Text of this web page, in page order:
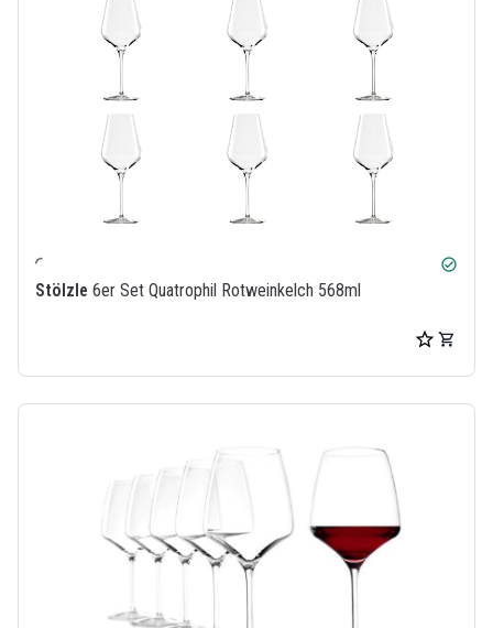
check_circle
Stölzle 6er Set Quatrophil Rotweinkelch 568ml